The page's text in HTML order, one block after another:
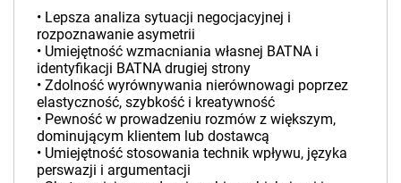
• Lepsza analiza sytuacji negocjacyjnej i
rozpoznawanie asymetrii
• Umiejętność wzmacniania własnej BATNA i
identyfikacji BATNA drugiej strony
• Zdolność wyrównywania nierównowagi poprzez
elastyczność, szybkość i kreatywność
• Pewność w prowadzeniu rozmów z większym,
dominującym klientem lub dostawcą
• Umiejętność stosowania technik wpływu, języka
perswazji i argumentacji